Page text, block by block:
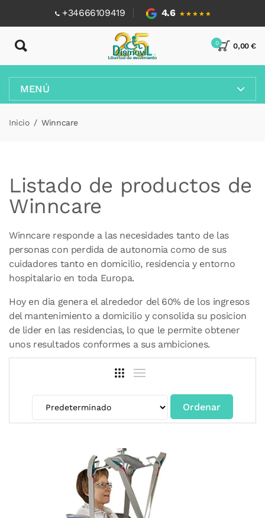
+34666109419 4.6 ★★★★★
0,00 €
0
MENÚ
Inicio Winncare
Listado de productos de
Winncare
Winncare responde a las necesidades tanto de las
personas con perdida de autonomia como de sus
cuidadores tanto en domicilio, residencia y entorno
hospitalario en toda Europa.
Hoy en dia genera el alrededor del 60% de los ingresos
del mantenimiento a domicilio y consolida su posicion
de lider en las residencias, lo que le permite obtener
unos resultados conformes a sus ambiciones.